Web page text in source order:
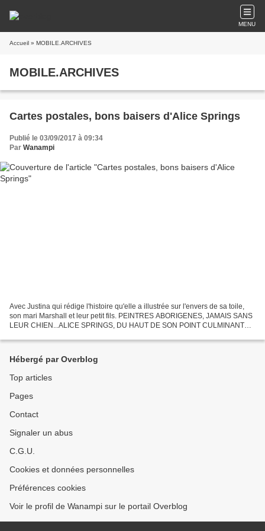
MENU
Accueil » MOBILE.ARCHIVES
MOBILE.ARCHIVES
Cartes postales, bons baisers d'Alice Springs
Publié le 03/09/2017 à 09:34
Par Wanampi
Avec Justina qui rédige l'histoire qu'elle a illustrée sur l'envers de sa toile,
son mari Marshall et leur petit fils. PEINTRES ABORIGENES, JAMAIS SANS
LEUR CHIEN...ALICE SPRINGS, DU HAUT DE SON POINT CULMINANT
Hébergé par Overblog
Top articles
Pages
Contact
Signaler un abus
C.G.U.
Cookies et données personnelles
Préférences cookies
Voir le profil de Wanampi sur le portail Overblog